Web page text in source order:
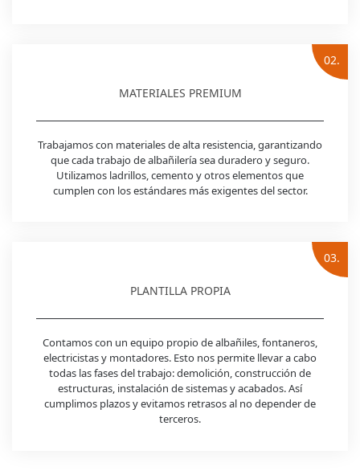
02.
MATERIALES PREMIUM
Trabajamos con materiales de alta resistencia, garantizando
que cada trabajo de albañilería sea duradero y seguro.
Utilizamos ladrillos, cemento y otros elementos que
cumplen con los estándares más exigentes del sector.
03.
PLANTILLA PROPIA
Contamos con un equipo propio de albañiles, fontaneros,
electricistas y montadores. Esto nos permite llevar a cabo
todas las fases del trabajo: demolición, construcción de
estructuras, instalación de sistemas y acabados. Así
cumplimos plazos y evitamos retrasos al no depender de
terceros.